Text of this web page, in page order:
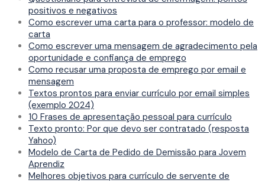
positivos e negativos
Como escrever uma carta para o professor: modelo de
carta
Como escrever uma mensagem de agradecimento pela
oportunidade e confiança de emprego
Como recusar uma proposta de emprego por email e
mensagem
Textos prontos para enviar currículo por email simples
(exemplo 2024)
10 Frases de apresentação pessoal para currículo
Texto pronto: Por que devo ser contratado (resposta
Yahoo)
Modelo de Carta de Pedido de Demissão para Jovem
Aprendiz
Melhores objetivos para currículo de servente de